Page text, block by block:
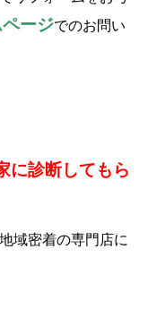
ージでのお問い
に診断してもら
域密着の専門店に